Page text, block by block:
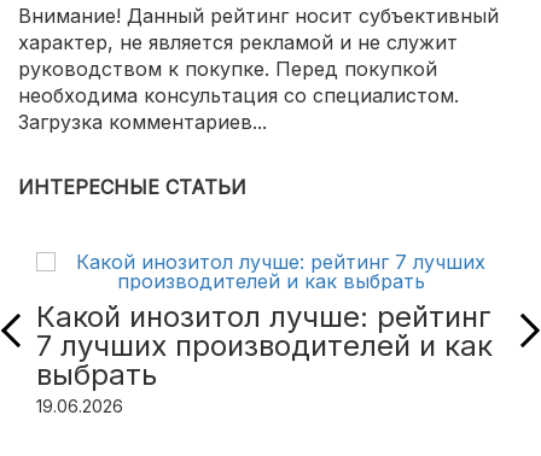
Внимание! Данный рейтинг носит субъективный
характер, не является рекламой и не служит
руководством к покупке. Перед покупкой
необходима консультация со специалистом.
Загрузка комментариев...
ИНТЕРЕСНЫЕ СТАТЬИ
Какой инозитол лучше: рейтинг
7 лучших производителей и как
выбрать
19.06.2026